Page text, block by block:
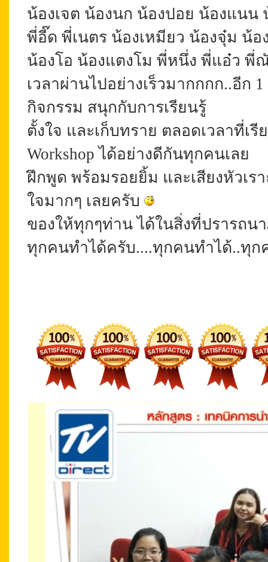
น้องเจต น้องนก น้องปอย น้องแนน
พี่อี๊ด พี่เนตร น้องเหมียว น้องจุ๋ม น้อ
น้องโอ น้องแตงโม พี่หนึ่ง พี่แอ๋ว
เวลาผ่านไปอย่างเร็วมากกกก..อีก
กิจกรรม สนุกกับการเรียนรู้
ตั้งใจ และเก็บทราย ตลอดเวลาที่เ
Workshop ได้อย่างดีกันทุกคนเลย
ฝึกพูด พร้อมรอยยิ้ม และเสียงหัวเ
ใจมากๆ เลยครับ
ของให้ทุกๆท่าน ได้ในสิ่งที่ปรารถน
ทุกคนทำได้ครับ....ทุกคนทำได้..ทุก